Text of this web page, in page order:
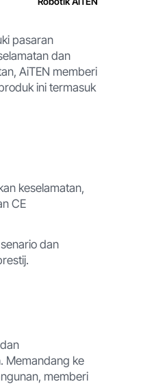
pasaran
dan
AiTEN memberi
ini termasuk
keselamatan,
CE
dan
Memandang ke
memberi